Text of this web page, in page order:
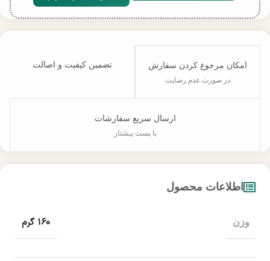
امکان مرجوع کردن سفارش
در صورت عدم رضایت
تضمین کیفیت و اصالت
ارسال سریع سفارشات
با پست پیشتاز
اطلاعات محصول
وزن 160 گرم